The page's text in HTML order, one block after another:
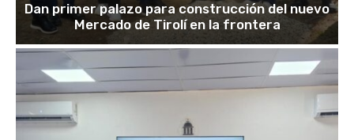
Dan primer palazo para construcción del nuevo
Mercado de Tirolí en la frontera